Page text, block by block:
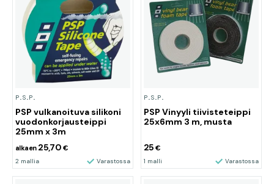
P.S.P.
PSP vulkanoituva silikoni
vuodonkorjausteippi
25mm x 3m
alkaen 25,70 €
2 mallia Varastossa
P.S.P.
PSP Vinyyli tiivisteteippi
25x6mm 3 m, musta
25€
1 malli Varastossa